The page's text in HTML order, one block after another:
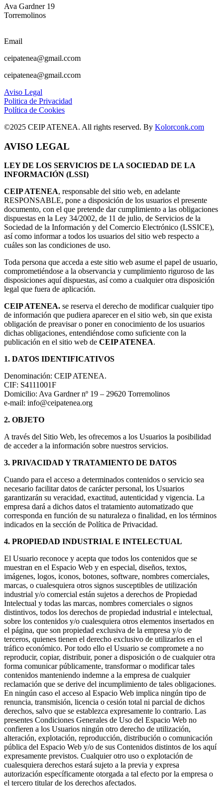
Ava Gardner 19
Torremolinos
Email
ceipatenea@gmail.ccom
ceipatenea@gmail.ccom
Aviso Legal
Politica de Privacidad
Política de Cookies
©2025 CEIP ATENEA. All rights reserved. By Kolorconk.com
AVISO LEGAL
LEY DE LOS SERVICIOS DE LA SOCIEDAD DE LA
INFORMACIÓN (LSSI)
CEIP ATENEA, responsable del sitio web, en adelante
RESPONSABLE, pone a disposición de los usuarios el presente
documento, con el que pretende dar cumplimiento a las obligaciones
dispuestas en la Ley 34/2002, de 11 de julio, de Servicios de la
Sociedad de la Información y del Comercio Electrónico (LSSICE),
así como informar a todos los usuarios del sitio web respecto a
cuáles son las condiciones de uso.
Toda persona que acceda a este sitio web asume el papel de usuario,
comprometiéndose a la observancia y cumplimiento riguroso de las
disposiciones aquí dispuestas, así como a cualquier otra disposición
legal que fuera de aplicación.
CEIP ATENEA. se reserva el derecho de modificar cualquier tipo
de información que pudiera aparecer en el sitio web, sin que exista
obligación de preavisar o poner en conocimiento de los usuarios
dichas obligaciones, entendiéndose como suficiente con la
publicación en el sitio web de CEIP ATENEA.
1. DATOS IDENTIFICATIVOS
Denominación: CEIP ATENEA.
CIF: S4111001F
Domicilio: Ava Gardner nº 19 – 29620 Torremolinos
e-mail: info@ceipatenea.org
2. OBJETO
A través del Sitio Web, les ofrecemos a los Usuarios la posibilidad
de acceder a la información sobre nuestros servicios.
3. PRIVACIDAD Y TRATAMIENTO DE DATOS
Cuando para el acceso a determinados contenidos o servicio sea
necesario facilitar datos de carácter personal, los Usuarios
garantizarán su veracidad, exactitud, autenticidad y vigencia. La
empresa dará a dichos datos el tratamiento automatizado que
corresponda en función de su naturaleza o finalidad, en los términos
indicados en la sección de Política de Privacidad.
4. PROPIEDAD INDUSTRIAL E INTELECTUAL
El Usuario reconoce y acepta que todos los contenidos que se
muestran en el Espacio Web y en especial, diseños, textos,
imágenes, logos, iconos, botones, software, nombres comerciales,
marcas, o cualesquiera otros signos susceptibles de utilización
industrial y/o comercial están sujetos a derechos de Propiedad
Intelectual y todas las marcas, nombres comerciales o signos
distintivos, todos los derechos de propiedad industrial e intelectual,
sobre los contenidos y/o cualesquiera otros elementos insertados en
el página, que son propiedad exclusiva de la empresa y/o de
terceros, quienes tienen el derecho exclusivo de utilizarlos en el
tráfico económico. Por todo ello el Usuario se compromete a no
reproducir, copiar, distribuir, poner a disposición o de cualquier otra
forma comunicar públicamente, transformar o modificar tales
contenidos manteniendo indemne a la empresa de cualquier
reclamación que se derive del incumplimiento de tales obligaciones.
En ningún caso el acceso al Espacio Web implica ningún tipo de
renuncia, transmisión, licencia o cesión total ni parcial de dichos
derechos, salvo que se establezca expresamente lo contrario. Las
presentes Condiciones Generales de Uso del Espacio Web no
confieren a los Usuarios ningún otro derecho de utilización,
alteración, explotación, reproducción, distribución o comunicación
pública del Espacio Web y/o de sus Contenidos distintos de los aquí
expresamente previstos. Cualquier otro uso o explotación de
cualesquiera derechos estará sujeto a la previa y expresa
autorización específicamente otorgada a tal efecto por la empresa o
el tercero titular de los derechos afectados.